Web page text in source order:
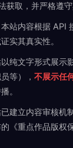
获取，并严格遵
本站内容根据 API
实其真实性。
以纯文字形式展示
等）， 不展示任
。
已建立内容审核机
《重点作品版权